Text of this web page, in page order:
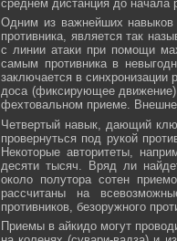
среднем дистанция до начала
Одним из важнейших навыков
противника, является так
с линии атаки при помощи
самым противника в
заключается в
доса (фиксирующее движение)
фехтовальном приеме.
Четвертый навык, дающий
провернуться под рукой
Некоторые авторитеты,
десяти тысяч. Вряд ли
около полутора сотен
рассчитаны на
противников, безоружного
Приемы в айкидо могут